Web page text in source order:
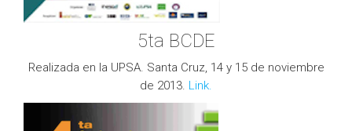
5ta BCDE
Realizada en la UPSA. Santa Cruz, 14 y 15 de noviembre
de 2013. Link.